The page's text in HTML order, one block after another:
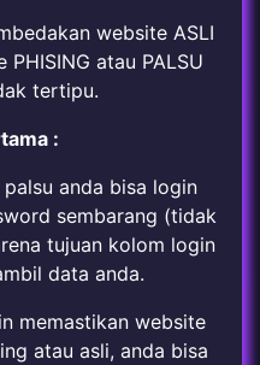
website ASLI
atau PALSU
tertipu.
:
anda bisa login
sembarang (tidak
tujuan kolom login
data anda.
memastikan website
atau asli, anda bisa